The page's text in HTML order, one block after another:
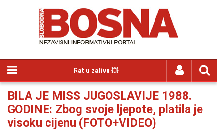
Rat u zalivu 💥
BILA JE MISS JUGOSLAVIJE 1988.
GODINE: Zbog svoje ljepote, platila je
visoku cijenu (FOTO+VIDEO)